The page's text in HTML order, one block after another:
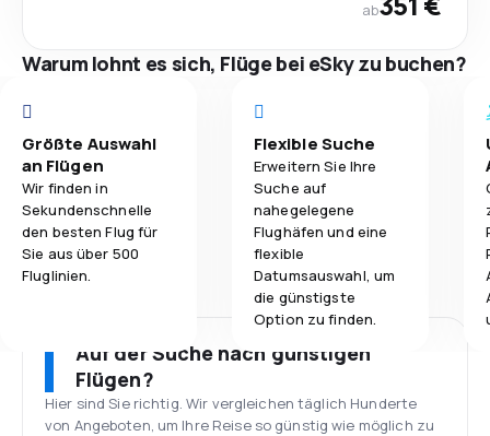
ab
Warum lohnt es sich, Flüge bei eSky zu buchen?
Größte Auswahl
an Flügen
Wir finden in
Sekundenschnelle
den besten Flug für
Sie aus über 500
Fluglinien.
Flexible Suche
Erweitern Sie Ihre
Suche auf
nahegelegene
Flughäfen und eine
flexible
Datumsauswahl, um
die günstigste
Option zu finden.
Auf der Suche nach günstigen
Flügen?
Hier sind Sie richtig. Wir vergleichen täglich Hunderte
von Angeboten, um Ihre Reise so günstig wie möglich zu